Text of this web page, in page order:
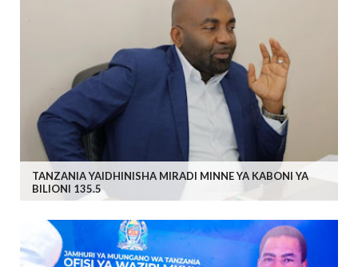
TANZANIA YAIDHINISHA MIRADI MINNE YA KABONI YA
BILIONI 135.5